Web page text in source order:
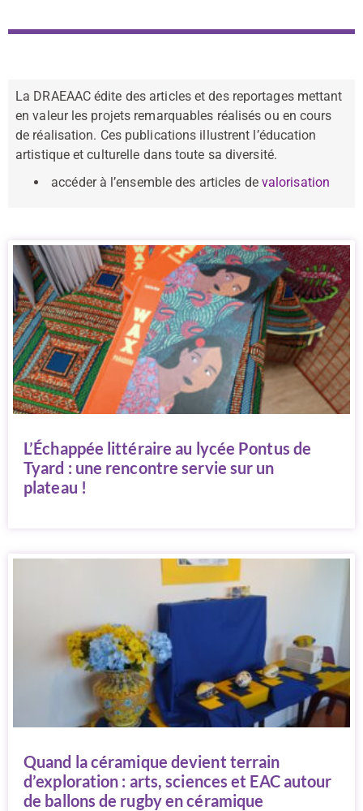
La DRAEAAC édite des articles et des reportages mettant
en valeur les projets remarquables réalisés ou en cours
de réalisation. Ces publications illustrent l’éducation
artistique et culturelle dans toute sa diversité.
accéder à l’ensemble des articles de valorisation
L’Échappée littéraire au lycée Pontus de
Tyard : une rencontre servie sur un
plateau !
Quand la céramique devient terrain
d’exploration : arts, sciences et EAC autour
de ballons de rugby en céramique